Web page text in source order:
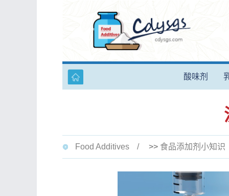
酸味剂
Food Additives >> 食品添加剂小知识